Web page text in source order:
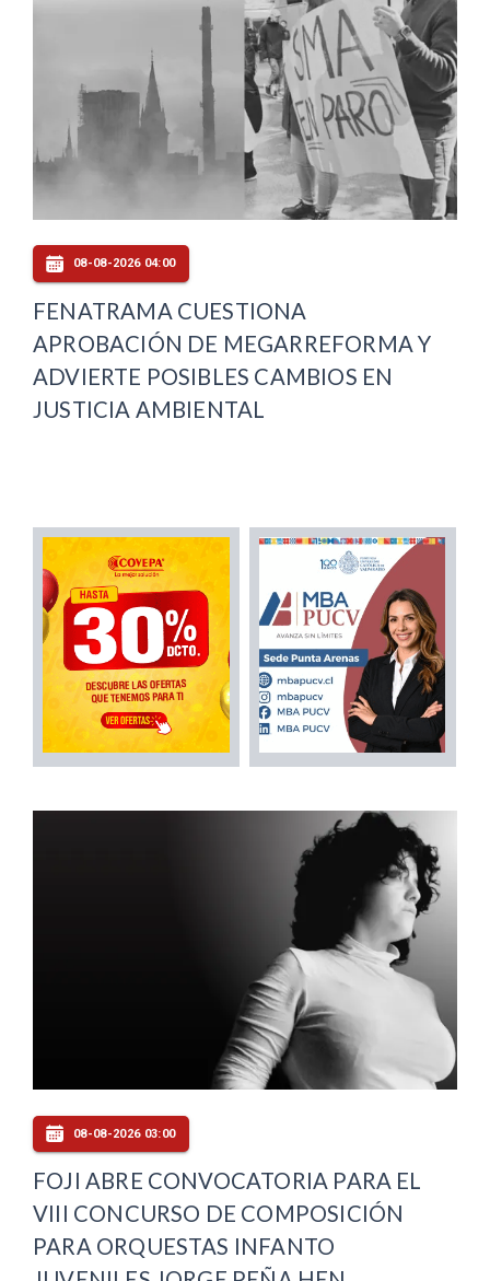
08-08-2026 04:00
FENATRAMA CUESTIONA
APROBACIÓN DE MEGARREFORMA Y
ADVIERTE POSIBLES CAMBIOS EN
JUSTICIA AMBIENTAL
08-08-2026 03:00
FOJI ABRE CONVOCATORIA PARA EL
VIII CONCURSO DE COMPOSICIÓN
PARA ORQUESTAS INFANTO